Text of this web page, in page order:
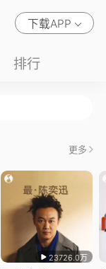
下载APP
排行
更多
23726.0万